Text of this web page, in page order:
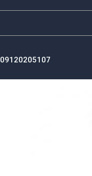
09120205107